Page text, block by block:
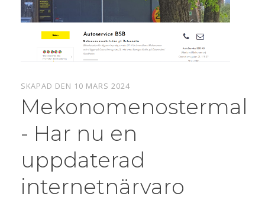
SKAPAD DEN 10 MARS 2024
- Har nu en
uppdaterad
internetnärvaro